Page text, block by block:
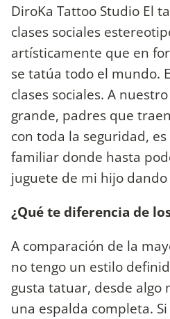
DiroKa Tattoo Studio El
clases sociales
artísticamente que en
se tatúa todo el mundo.
clases sociales. A
grande, padres que
con toda la seguridad,
familiar donde hasta
juguete de mi hijo
¿Qué te diferencia de
A comparación de la
no tengo un estilo
gusta tatuar, desde algo
una espalda completa.